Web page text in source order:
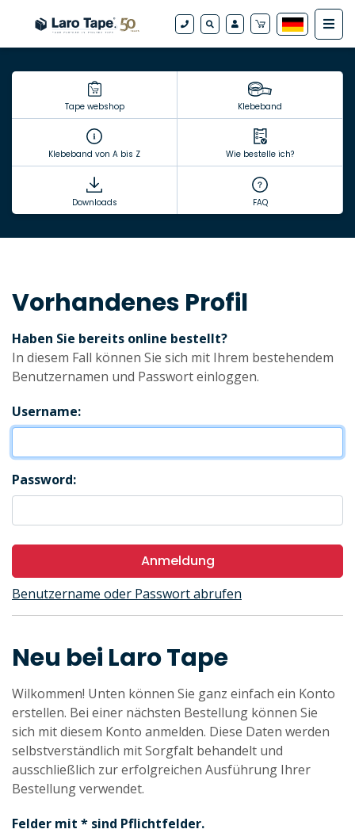
Tape webshop Klebeband
Klebeband von A bis Z Wie bestelle ich?
Downloads FAQ
Vorhandenes Profil
Haben Sie bereits online bestellt?
In diesem Fall können Sie sich mit Ihrem bestehendem
Benutzernamen und Passwort einloggen.
Username:
Password:
Anmeldung
Benutzername oder Passwort abrufen
Neu bei Laro Tape
Wilkommen! Unten können Sie ganz einfach ein Konto
erstellen. Bei einer nächsten Bestellung können Sie
sich mit diesem Konto anmelden. Diese Daten werden
selbstverständlich mit Sorgfalt behandelt und
ausschließlich zur erfolgreichen Ausführung Ihrer
Bestellung verwendet.
Felder mit * sind Pflichtfelder.